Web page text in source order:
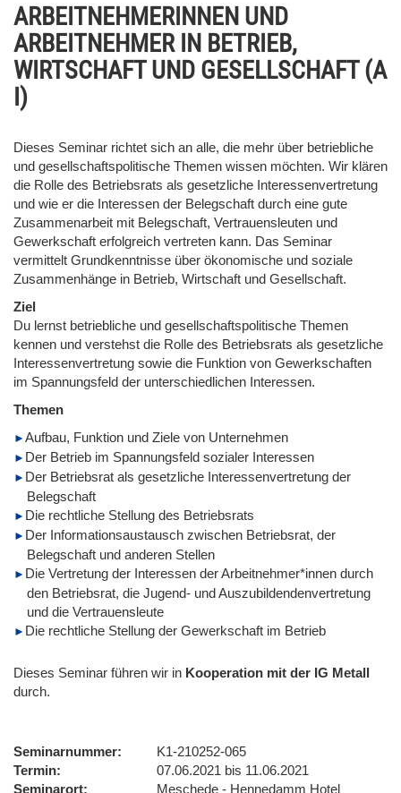
ARBEITNEHMERINNEN UND
ARBEITNEHMER IN BETRIEB,
WIRTSCHAFT UND GESELLSCHAFT (A
I)
Dieses Seminar richtet sich an alle, die mehr über betriebliche
und gesellschaftspolitische Themen wissen möchten. Wir klären
die Rolle des Betriebsrats als gesetzliche Interessenvertretung
und wie er die Interessen der Belegschaft durch eine gute
Zusammenarbeit mit Belegschaft, Vertrauensleuten und
Gewerkschaft erfolgreich vertreten kann. Das Seminar
vermittelt Grundkenntnisse über ökonomische und soziale
Zusammenhänge in Betrieb, Wirtschaft und Gesellschaft.
Ziel
Du lernst betriebliche und gesellschaftspolitische Themen
kennen und verstehst die Rolle des Betriebsrats als gesetzliche
Interessenvertretung sowie die Funktion von Gewerkschaften
im Spannungsfeld der unterschiedlichen Interessen.
Themen
Aufbau, Funktion und Ziele von Unternehmen
Der Betrieb im Spannungsfeld sozialer Interessen
Der Betriebsrat als gesetzliche Interessenvertretung der
Belegschaft
Die rechtliche Stellung des Betriebsrats
Der Informationsaustausch zwischen Betriebsrat, der
Belegschaft und anderen Stellen
Die Vertretung der Interessen der Arbeitnehmer*innen durch
den Betriebsrat, die Jugend- und Auszubildendenvertretung
und die Vertrauensleute
Die rechtliche Stellung der Gewerkschaft im Betrieb
Dieses Seminar führen wir in Kooperation mit der IG Metall
durch.
Seminarnummer
K1-210252-065
Termin
07.06.2021 bis 11.06.2021
Seminarort
Meschede - Hennedamm Hotel